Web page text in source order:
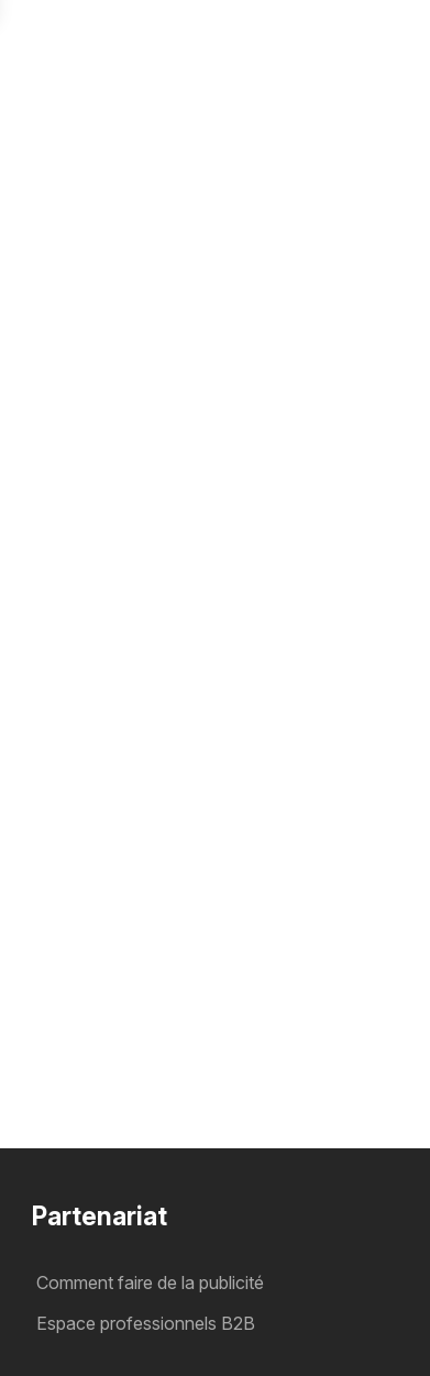
Partenariat
Comment faire de la publicité
Espace professionnels B2B